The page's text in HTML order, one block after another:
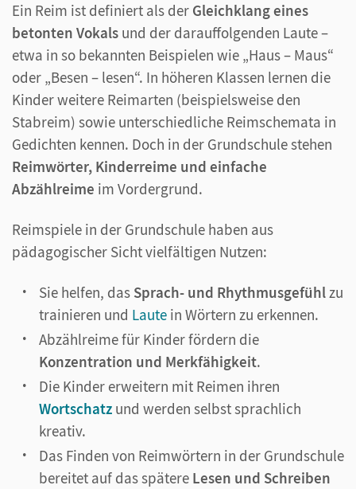
Ein Reim ist definiert als der Gleichklang eines
betonten Vokals und der darauffolgenden Laute –
etwa in so bekannten Beispielen wie „Haus – Maus“
oder „Besen – lesen“. In höheren Klassen lernen die
Kinder weitere Reimarten (beispielsweise den
Stabreim) sowie unterschiedliche Reimschemata in
Gedichten kennen. Doch in der Grundschule stehen
Reimwörter, Kinderreime und einfache
Abzählreime im Vordergrund.
Reimspiele in der Grundschule haben aus
pädagogischer Sicht vielfältigen Nutzen:
Sie helfen, das Sprach- und Rhythmusgefühlzu
trainieren und Laute in Wörtern zu erkennen.
Abzählreime für Kinder fördern die
Konzentration und Merkfähigkeit.
Die Kinder erweitern mit Reimen ihren
Wortschatz und werden selbst sprachlich
kreativ.
Das Finden von Reimwörtern in der Grundschule
bereitet auf das spätere Lesen und Schreiben